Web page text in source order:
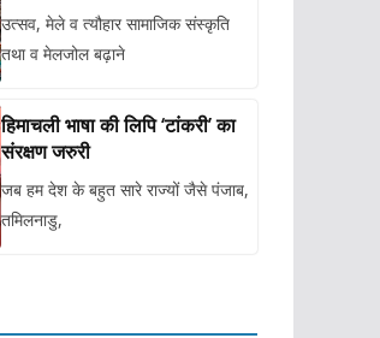
उत्सव, मेले व त्यौहार सामाजिक संस्कृति
तथा व मेलजोल बढ़ाने
हिमाचली भाषा की लिपि ‘टांकरी’ का
संरक्षण जरुरी
जब हम देश के बहुत सारे राज्यों जैसे पंजाब,
तमिलनाडु,